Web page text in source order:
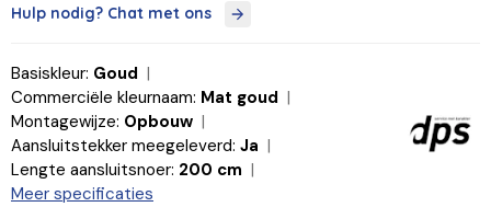
Hulp nodig? Chat met ons
Basiskleur: Goud
Commerciële kleurnaam: Mat goud
Montagewijze: Opbouw
Aansluitstekker meegeleverd: Ja
Lengte aansluitsnoer: 200 cm
Meer specificaties